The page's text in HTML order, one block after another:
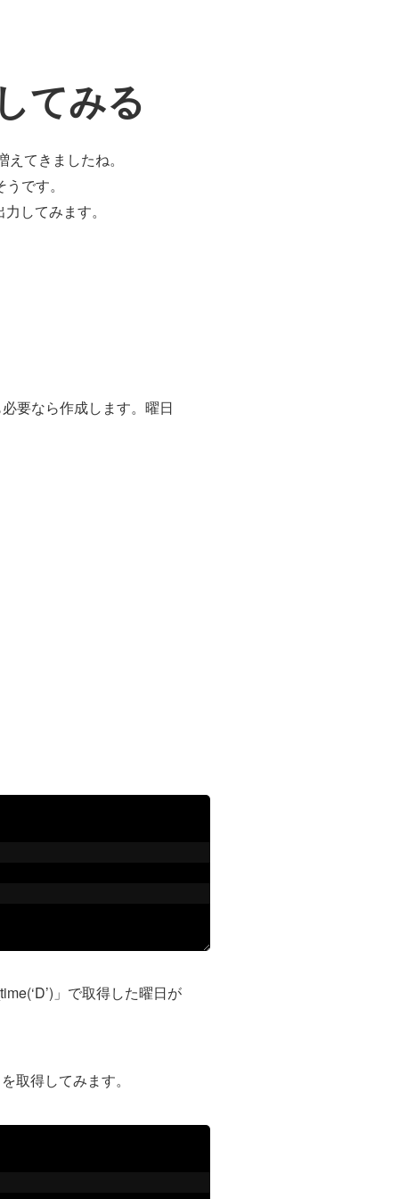
てみる
てきましたね。
です。
してみます。
要なら作成します。曜日
」で取得した曜日が
取得してみます。